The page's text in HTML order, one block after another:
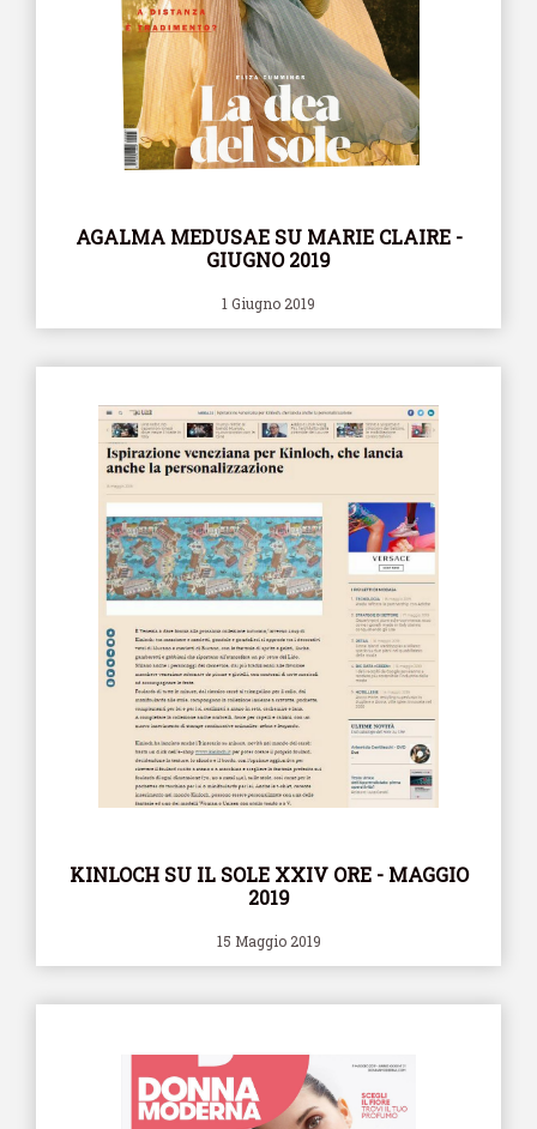
AGALMA MEDUSAE SU MARIE CLAIRE -
GIUGNO 2019
1 Giugno 2019
KINLOCH SU IL SOLE XXIV ORE - MAGGIO
2019
15 Maggio 2019